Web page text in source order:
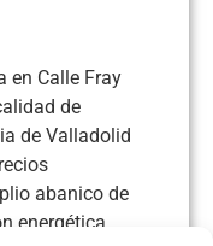
en Calle Fray
de
de Valladolid
abanico de
energética,